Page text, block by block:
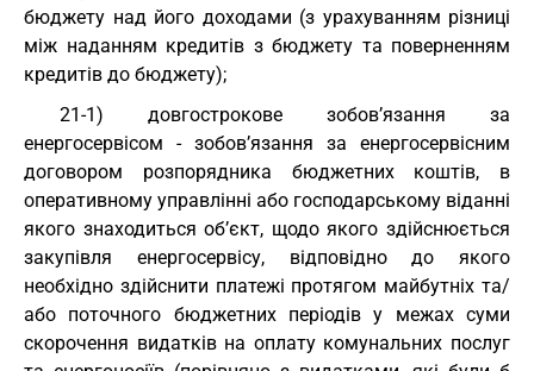
бюджету над його доходами (з урахуванням різниці
між наданням кредитів з бюджету та поверненням
кредитів до бюджету);
21-1) довгострокове зобов’язання за
енергосервісом - зобов’язання за енергосервісним
договором розпорядника бюджетних коштів, в
оперативному управлінні або господарському віданні
якого знаходиться об’єкт, щодо якого здійснюється
закупівля енергосервісу, відповідно до якого
необхідно здійснити платежі протягом майбутніх та/
або поточного бюджетних періодів у межах суми
скорочення видатків на оплату комунальних послуг